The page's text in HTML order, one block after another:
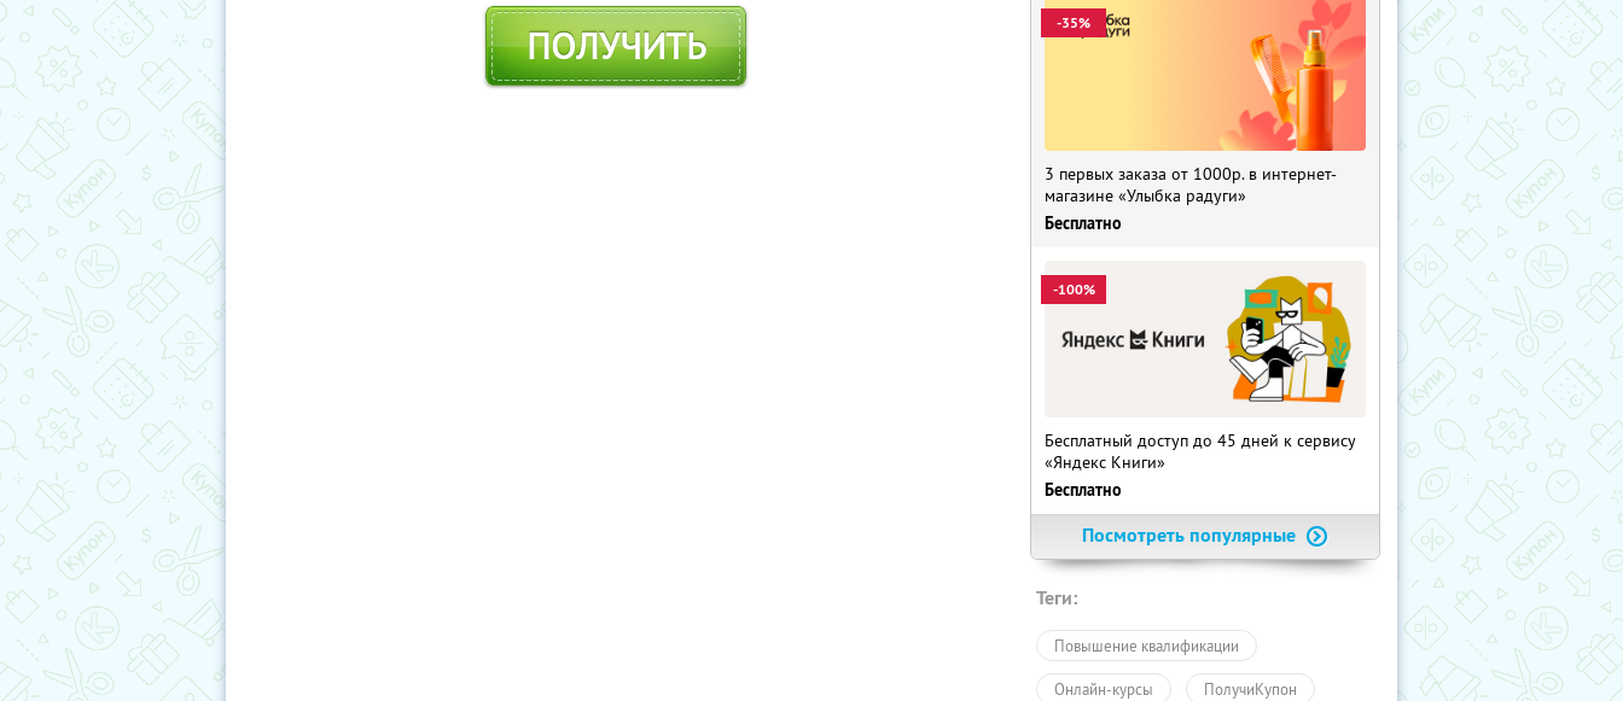
ПОЛУЧИТЬ
-35%
3 первых заказа от 1000р. в интернет-
магазине «Улыбка радуги»
Бесплатно
-100%
Бесплатный доступ до 45 дней к сервису
«Яндекс Книги»
Бесплатно
Посмотреть популярные
Теги:
Повышение квалификации
Онлайн-курсы ПолучиКупон